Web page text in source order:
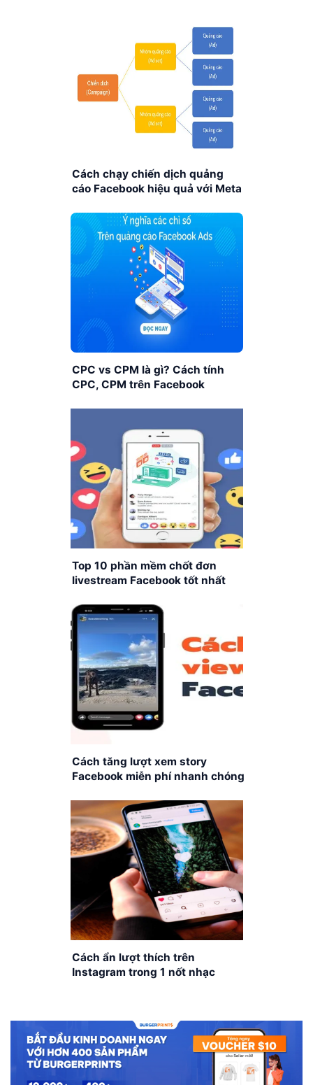
Cách chạy chiến dịch quảng
cáo Facebook hiệu quả với Meta
CPC vs CPM là gì? Cách tính
CPC, CPM trên Facebook
Top 10 phần mềm chốt đơn
livestream Facebook tốt nhất
Cách tăng lượt xem story
Facebook miễn phí nhanh chóng
Cách ẩn lượt thích trên
Instagram trong 1 nốt nhạc